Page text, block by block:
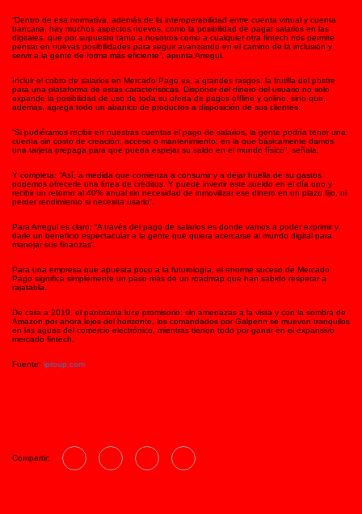
“Dentro de esa normativa, además de la interoperabilidad entre cuenta virtual y cuenta
bancaria, hay muchos aspectos nuevos, como la posibilidad de pagar salarios en las
digitales, que por supuesto tanto a nosotros como a cualquier otra fintech nos permite
pensar en nuevas posibilidades para seguir avanzando en el camino de la inclusión y
servir a la gente de forma más eficiente”, apunta Arregui.
Incluir el cobro de salarios en Mercado Pago es, a grandes rasgos, la frutilla del postre
para una plataforma de estas características. Disponer del dinero del usuario no solo
expande la posibilidad de uso de toda su oferta de pagos offline y online, sino que,
además, agrega todo un abanico de productos a disposición de sus clientes:
“Si pudiéramos recibir en nuestras cuentas el pago de salarios, la gente podría tener una
cuenta sin costo de creación, acceso o mantenimiento, en la que básicamente damos
una tarjeta prepaga para que pueda espejar su saldo en el mundo físico”, señala.
Y completa: “Así, a medida que comienza a consumir y a dejar huella de su gastos
podemos ofrecerle una línea de créditos. Y puede invertir este sueldo en el día uno y
recibir un retorno al 40% anual sin necesidad de inmovilizar ese dinero en un plazo fijo, ni
perder rendimiento si necesita usarlo”.
Para Arregui es claro: “A través del pago de salarios es donde vamos a poder exprimir y
darle un beneficio espectacular a la gente que quiera acercarse al mundo digital para
manejar sus finanzas”.
Para una empresa que apuesta poco a la futurología, el enorme suceso de Mercado
Pago significa simplemente un paso más de un roadmap que han sabido respetar a
rajatabla.
De cara a 2019, el panorama luce promisorio: sin amenazas a la vista y con la sombra de
Amazon por ahora lejos del horizonte, los comandados por Galperín se mueven tranquilos
en las aguas del comercio electrónico, mientras tienen todo por ganar en el expansivo
mercado fintech.
Fuente: iproup.com
Compartir: